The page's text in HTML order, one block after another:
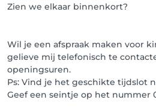
Zien we elkaar binnenkort?
Wil je een afspraak maken voor
gelieve mij telefonisch te
openingsuren.
Ps: Vind je het geschikte tijdslot
Geef een seintje op het nummer